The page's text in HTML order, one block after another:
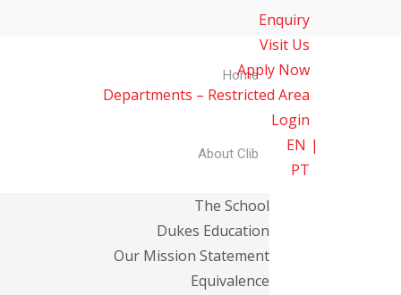
Enquiry
Visit Us
Apply Now
Departments – Restricted Area
Login
EN
PT
Home
About Clib
The School
Dukes Education
Our Mission Statement
Equivalence